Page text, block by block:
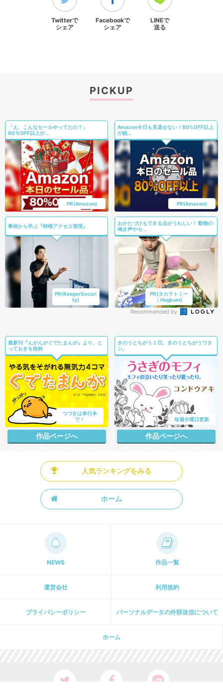
Twitterで
シェア
Facebookで
シェア
LINEで
送る
PICKUP
「え、こんなセールやってたの？」
80％OFF以上が...
PR(Amazon)
Amazon今日も見逃せない！80%OFF以上
が続...
PR(Amazon)
事例から学ぶ『特権アクセス管理』
PR(KeeperSecuri
ty)
おかたづけもできる点がうれしい！ 動物の
鳴き声やセ...
PR(タカラトミー
｜Hugkum)
Recommended by
最新刊『んがんがぐでたまんが』より、と
っておきを抜粋
つづきは単行本
で！
作品ページへ
きのうとちがう１日。きのうとちがうワタ
シ。
毎週水曜日更新
作品ページへ
人気ランキングをみる
ホーム
NEWS 作品一覧
運営会社 利用規約
プライパシーポリシー パーソナルデータの外部送信について
ホーム